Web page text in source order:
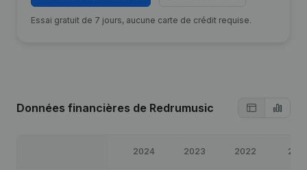
Essai gratuit de 7 jours, aucune carte de crédit requise.
Données financières de Redrumusic
2024 2023 2022 2021